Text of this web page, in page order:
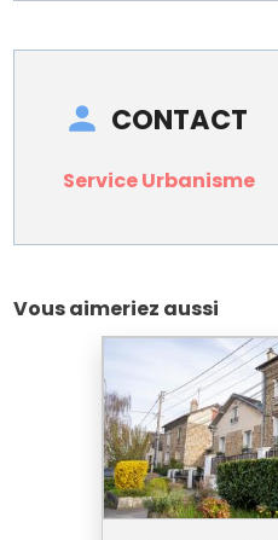
CONTACT
Service Urbanisme
Vous aimeriez aussi